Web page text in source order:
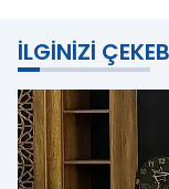
İLGINIZI